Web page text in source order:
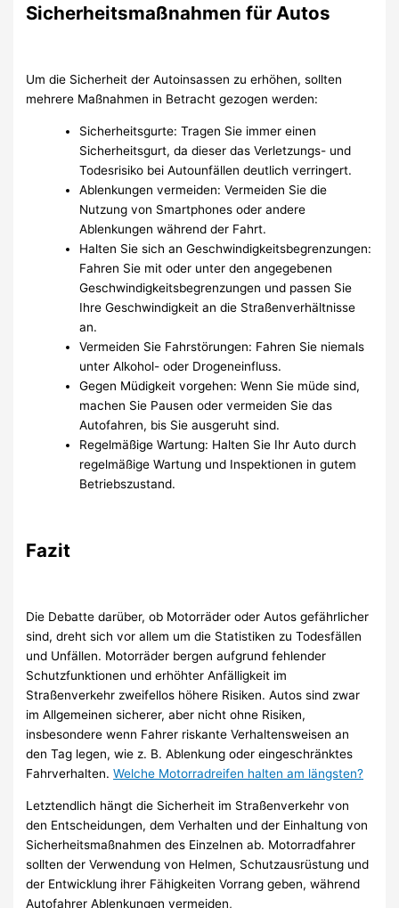
Sicherheitsmaßnahmen für Autos
Um die Sicherheit der Autoinsassen zu erhöhen, sollten
mehrere Maßnahmen in Betracht gezogen werden:
Sicherheitsgurte: Tragen Sie immer einen
Sicherheitsgurt, da dieser das Verletzungs- und
Todesrisiko bei Autounfällen deutlich verringert.
Ablenkungen vermeiden: Vermeiden Sie die
Nutzung von Smartphones oder andere
Ablenkungen während der Fahrt.
Halten Sie sich an Geschwindigkeitsbegrenzungen:
Fahren Sie mit oder unter den angegebenen
Geschwindigkeitsbegrenzungen und passen Sie
Ihre Geschwindigkeit an die Straßenverhältnisse
an.
Vermeiden Sie Fahrstörungen: Fahren Sie niemals
unter Alkohol- oder Drogeneinfluss.
Gegen Müdigkeit vorgehen: Wenn Sie müde sind,
machen Sie Pausen oder vermeiden Sie das
Autofahren, bis Sie ausgeruht sind.
Regelmäßige Wartung: Halten Sie Ihr Auto durch
regelmäßige Wartung und Inspektionen in gutem
Betriebszustand.
Fazit
Die Debatte darüber, ob Motorräder oder Autos gefährlicher
sind, dreht sich vor allem um die Statistiken zu Todesfällen
und Unfällen. Motorräder bergen aufgrund fehlender
Schutzfunktionen und erhöhter Anfälligkeit im
Straßenverkehr zweifellos höhere Risiken. Autos sind zwar
im Allgemeinen sicherer, aber nicht ohne Risiken,
insbesondere wenn Fahrer riskante Verhaltensweisen an
den Tag legen, wie z. B. Ablenkung oder eingeschränktes
Fahrverhalten.Welche Motorradreifen halten am längsten?
Letztendlich hängt die Sicherheit im Straßenverkehr von
den Entscheidungen, dem Verhalten und der Einhaltung von
Sicherheitsmaßnahmen des Einzelnen ab. Motorradfahrer
sollten der Verwendung von Helmen, Schutzausrüstung und
der Entwicklung ihrer Fähigkeiten Vorrang geben, während
Autofahrer Ablenkungen vermeiden,